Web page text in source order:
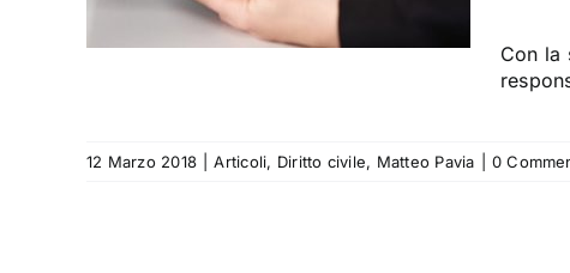
Con la
12 Marzo 2018 Articoli, Diritto civile, Matteo Pavia 0